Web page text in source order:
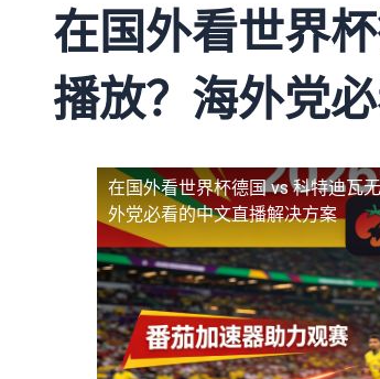
在国外看世界
播放？海外党
在国外看世界杯德国 vs 科特迪瓦
外党必看的中文直播解决方案